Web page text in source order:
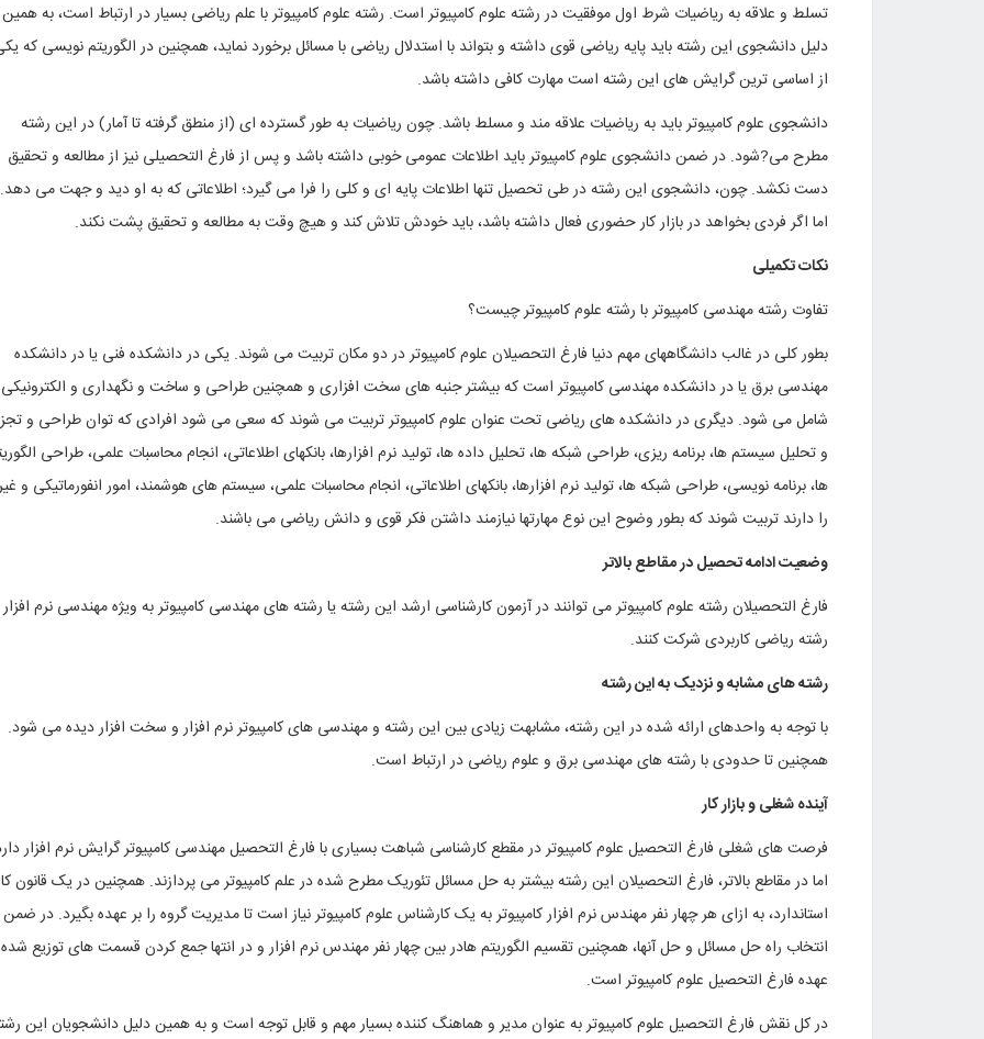
تسلط و علاقه به ریاضیات شرط اول موفقیت در رشته علوم کامپیوتر است. رشته علوم کامپیوتر با علم ریاضی بسیار در ارتباط است، به همین
دلیل دانشجوی این رشته باید پایه ریاضی قوی داشته و بتواند با استدلال ریاضی با مسائل برخورد نماید، همچنین در الگوریتم نویسی که
از اساسی ترین گرایش های این رشته است مهارت کافی داشته باشد.
دانشجوی علوم کامپیوتر باید به ریاضیات علاقه مند و مسلط باشد. چون ریاضیات به طور گسترده ای (از منطق گرفته تا آمار) در این رشته
مطرح می?شود. در ضمن دانشجوی علوم کامپیوتر باید اطلاعات عمومی خوبی داشته باشد و پس از فارغ التحصیلی نیز از مطالعه و تحقیق
دست نکشد. چون، دانشجوی این رشته در طی تحصیل تنها اطلاعات پایه ای و کلی را فرا می گیرد؛ اطلاعاتی که به او دید و جهت می دهد.
اما اگر فردی بخواهد در بازار کار حضوری فعال داشته باشد، باید خودش تلاش کند و هیچ وقت به مطالعه و تحقیق پشت نکند.
نکات تکمیلی
تفاوت رشته مهندسی کامپیوتر با رشته علوم کامپیوتر چیست؟
بطور کلی در غالب دانشگاههای مهم دنیا فارغ التحصیلان علوم کامپیوتر در دو مکان تربیت می شوند. یکی در دانشکده فنی یا در دانشکده
مهندسی برق یا در دانشکده مهندسی کامپیوتر است که بیشتر جنبه های سخت افزاری و همچنین طراحی و ساخت و نگهداری و الکترونیکی
شامل می شود. دیگری در دانشکده های ریاضی تحت عنوان علوم کامپیوتر تربیت می شوند که سعی می شود افرادی که توان طراحی و
و تحلیل سیستم ها، برنامه ریزی، طراحی شبکه ها، تحلیل داده ها، تولید نرم افزارها، بانکهای اطلاعاتی، انجام محاسبات علمی، طراحی
ها، برنامه نویسی، طراحی شبکه ها، تولید نرم افزارها، بانکهای اطلاعاتی، انجام محاسبات علمی، سیستم های هوشمند، امور انفورماتیکی و
را دارند تربیت شوند که بطور وضوح این نوع مهارتها نیازمند داشتن فکر قوی و دانش ریاضی می باشند.
وضعیت ادامه تحصیل در مقاطع بالاتر
فارغ التحصیلان رشته علوم کامپیوتر می توانند در آزمون کارشناسی ارشد این رشته یا رشته های مهندسی کامپیوتر به ویژه مهندسی نرم افزار
رشته ریاضی کاربردی شرکت کنند.
رشته های مشابه و نزدیک به این رشته
با توجه به واحدهای ارائه شده در این رشته، مشابهت زیادی بین این رشته و مهندسی های کامپیوتر نرم افزار و سخت افزار دیده می شود.
همچنین تا حدودی با رشته های مهندسی برق و علوم ریاضی در ارتباط است.
آینده شغلی و بازار کار
فرصت های شغلی فارغ التحصیل علوم کامپیوتر در مقطع کارشناسی شباهت بسیاری با فارغ التحصیل مهندسی کامپیوتر گرایش نرم افزار
اما در مقاطع بالاتر، فارغ التحصیلان این رشته بیشتر به حل مسائل تئوریک مطرح شده در علم کامپیوتر می پردازند. همچنین در یک قانون
استاندارد، به ازای هر چهار نفر مهندس نرم افزار کامپیوتر به یک کارشناس علوم کامپیوتر نیاز است تا مدیریت گروه را بر عهده بگیرد. در ضمن
انتخاب راه حل مسائل و حل آنها، همچنین تقسیم الگوریتم هادر بین چهار نفر مهندس نرم افزار و در انتها جمع کردن قسمت های توزیع شده
عهده فارغ التحصیل علوم کامپیوتر است.
در کل نقش فارغ التحصیل علوم کامپیوتر به عنوان مدیر و هماهنگ کننده بسیار مهم و قابل توجه است و به همین دلیل دانشجویان این